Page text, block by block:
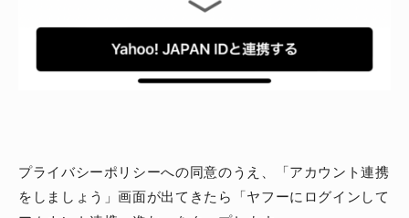
プライバシーポリシーへの同意のうえ、「アカウント連携
をしましょう」画面が出てきたら「ヤフーにログインして